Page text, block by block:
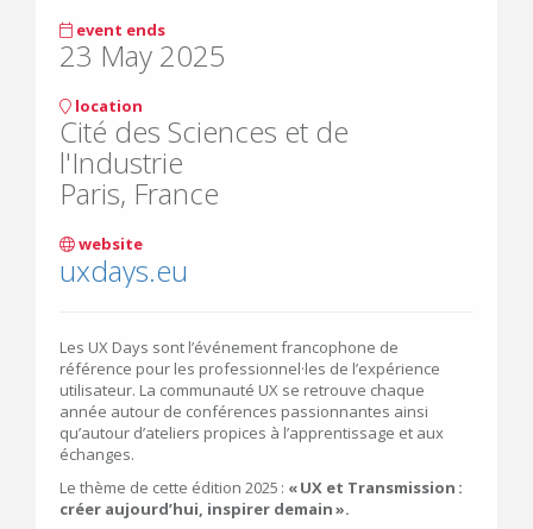
event ends
23 May 2025
location
Cité des Sciences et de
l'Industrie
Paris, France
website
uxdays.eu
Les UX Days sont l’événement francophone de
référence pour les professionnel·les de l’expérience
utilisateur. La communauté UX se retrouve chaque
année autour de conférences passionnantes ainsi
qu’autour d’ateliers propices à l’apprentissage et aux
échanges.
Le thème de cette édition 2025 : « UX et Transmission :
créer aujourd’hui, inspirer demain ».